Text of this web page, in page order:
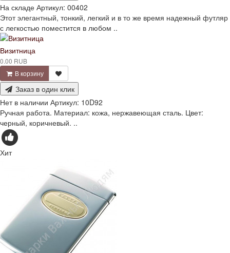
На складе Артикул: 00402
Этот элегантный, тонкий, легкий и в то же время надежный футляр
с легкостью поместится в любом ..
Визитница
0.00 RUB
В корзину
Заказ в один клик
Нет в наличии Артикул: 10D92
Ручная работа. Материал: кожа, нержавеющая сталь. Цвет:
черный, коричневый. ..
Хит